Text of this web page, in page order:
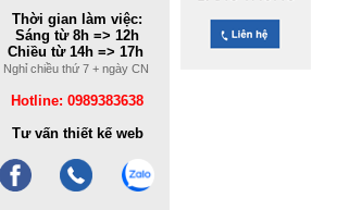
Thời gian làm việc:
Sáng từ 8h => 12h
Chiều từ 14h => 17h
Nghỉ chiều thứ 7 + ngày CN
Hotline: 0989383638
Tư vấn thiết kế web